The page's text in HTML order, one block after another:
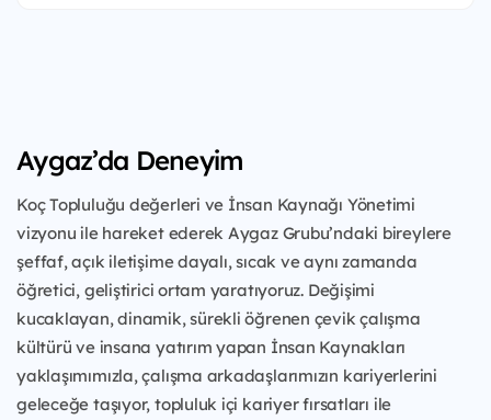
Aygaz’da Deneyim
Koç Topluluğu değerleri ve İnsan Kaynağı Yönetimi
vizyonu ile hareket ederek Aygaz Grubu’ndaki bireylere
şeffaf, açık iletişime dayalı, sıcak ve aynı zamanda
öğretici, geliştirici ortam yaratıyoruz. Değişimi
kucaklayan, dinamik, sürekli öğrenen çevik çalışma
kültürü ve insana yatırım yapan İnsan Kaynakları
yaklaşımımızla, çalışma arkadaşlarımızın kariyerlerini
geleceğe taşıyor, topluluk içi kariyer fırsatları ile